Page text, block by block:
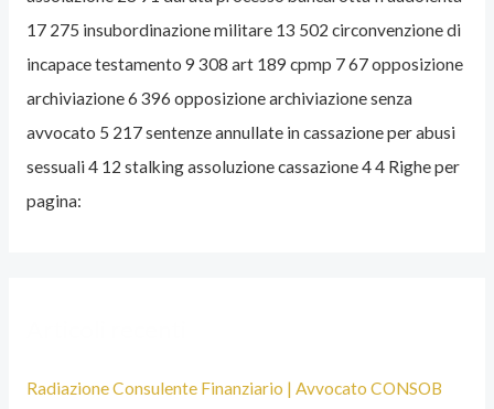
T
O
P
E
N
A
17 275 insubordinazione militare 13 502 circonvenzione di
incapace testamento 9 308 art 189 cpmp 7 67 opposizione
archiviazione 6 396 opposizione archiviazione senza
avvocato 5 217 sentenze annullate in cassazione per abusi
sessuali 4 12 stalking assoluzione cassazione 4 4 Righe per
pagina:
Radiazione Consulente Finanziario | Avvocato CONSOB